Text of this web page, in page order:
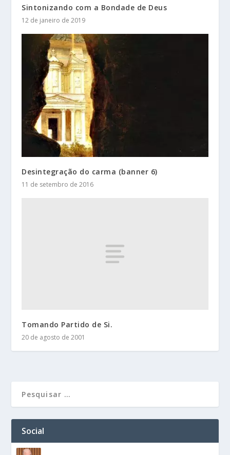
Sintonizando com a Bondade de Deus
12 de janeiro de 2019
Desintegração do carma (banner 6)
11 de setembro de 2016
Tomando Partido de Si.
20 de agosto de 2001
Social